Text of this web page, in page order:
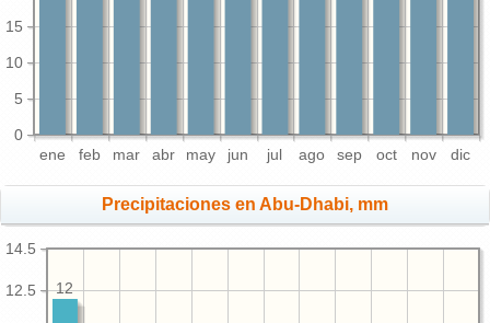
ene feb mar abr may jun jul ago sep oct nov dic
0
5
10
15
Precipitaciones en Abu-Dhabi, mm
12.5
14.5
12